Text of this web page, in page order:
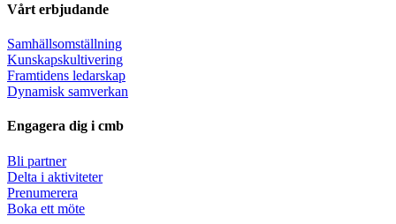
Vårt erbjudande
Samhällsomställning
Kunskapskultivering
Framtidens ledarskap
Dynamisk samverkan
Engagera dig i cmb
Bli partner
Delta i aktiviteter
Prenumerera
Boka ett möte